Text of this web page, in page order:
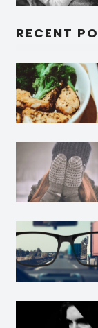
RECENT